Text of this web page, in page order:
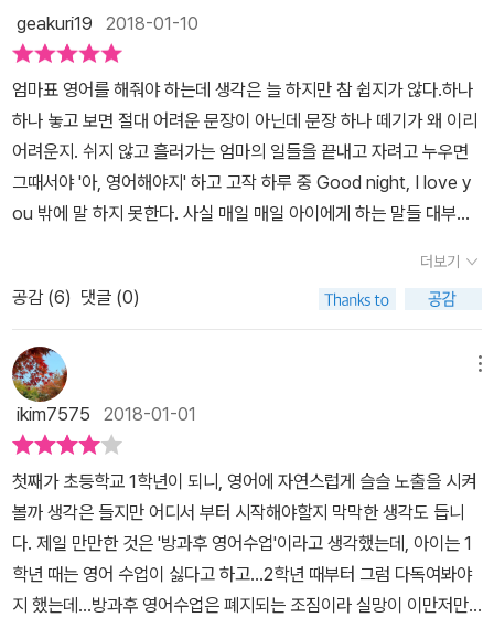
다운로드 없이도 언제 어디서나 편하게 mp3 파일을 듣고 연습하세
요. mp3 무료 다운로드 _ www.dongyangbooks.com 특별부록
구구단 추천평 아이와의 일상을 세세하게 관찰하여 적재적소 필요한
영어표현을 엄선해서 만든 책이네요. - 샬럿 김미순(엄마표 영어 8년
가 가만히 안아주었습니다. - 지연지우맘 박은주(영어동화 공부방 운
노하우가 듬뿍 담겨 있어요. - 빨강머리앤 이지영(「야무지고 따뜻한
영어교육법」 저자) 상황별 표현이 너무 많지도 너무 적지도 않아 외우
어느 페이지를 펼쳐도 머리에 쏙 들어오는 게, 이번에는 성공할 수 있
을 것 같아요. - 꽁이 임현정(엄마표 영어 8년차) 아이와 활용하기 좋
은 문장들과 사랑의 애정 표현까지 엄마표 영어의 핵심만 뽑아놓은
책이네요. - 령돌맘 고은영(네이버카페 <Kids Booktory> 운영자)
사랑이 퐁퐁 솟아나게 하는 애정 대화를 아이와 영어로 나누어 보세
요. - 원영사랑 우기윤(네이버블로그 <Elsa의 꿈가득 책장> 운영자)
영어 대화가 부담스럽고 쑥스러운 엄마들에게 좋은 길잡이가 되어 줄
책입니다. - 초록사과 주재원(엄마표 영어 8년차)
geakuri19 2018-01-10
엄마표 영어를 해줘야 하는데 생각은 늘 하지만 참 쉽지가 않다.하나
하나 놓고 보면 절대 어려운 문장이 아닌데 문장 하나 떼기가 왜 이리
어려운지. 쉬지 않고 흘러가는 엄마의 일들을 끝내고 자려고 누우면
그때서야 '아, 영어해야지' 하고 고작 하루 중 Good night, I love y
ou 밖에 말 하지 못한다. 사실 매일 매일 아이에게 하는 말들 대부분
자 등등..영어와 친한 아이로 키우고 싶어 집 안에서만이라도 영어로
대화해야지 생각하지만 쉽지가 않다.따로 공부할 시간을 내기도 쉽지
않은 육아 환경에 세상에서 제일 쉬운 엄마표 생활영어는 많이 두껍
지 않다. 그래서 좋다.엄마가 영어를 어려워하고 좋아하지 않으면 아
이도 그대로 느끼고 그렇게 따라간다는데 세상에서 제일 쉬운 엄마표
생활영어에 나와 있는 쉬운 문장들이라도 외워서 친해지려고 노력해
야겠다. Part1은 일어나서 자기까지 우리 가족의 하루 주제로 가장
많이 하는 말이 나와 있고 Part2는 잘 놀고 튼튼하게 자라는 우리 아
이 주제로 아이와 놀아주는 상황, Part3은 배려하는 아이로 키우는
애정 잔소리로 아이에게 잔소리 및 훈육하는 상황을 나타낸다. 마지
막 Part4 이럴 땐 이렇게 말해요는 다른 장소 다른 상황에서 하는 말
들을 영어로 나와 있다. 영어는 발음이 중요, 토종 한국인의 유학 한번
더보기
공감 (6) 댓글 (0)
ikim7575 2018-01-01
첫째가 초등학교 1학년이 되니, 영어에 자연스럽게 슬슬 노출을 시켜
볼까 생각은 들지만 어디서 부터 시작해야할지 막막한 생각도 듭니
다. 제일 만만한 것은 '방과후 영어수업'이라고 생각했는데, 아이는 1
학년 때는 영어 수업이 싫다고 하고...2학년 때부터 그럼 다독여봐야
지 했는데...방과후 영어수업은 폐지되는 조짐이라 실망이 이만저만